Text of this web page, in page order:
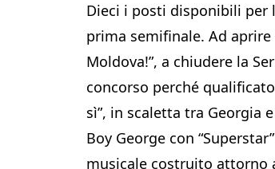
Dieci i posti disponibili per
prima semifinale. Ad aprire
Moldova!”, a chiudere la
concorso perché
sì”, in scaletta tra Georgia
Boy George con
musicale costruito attorno